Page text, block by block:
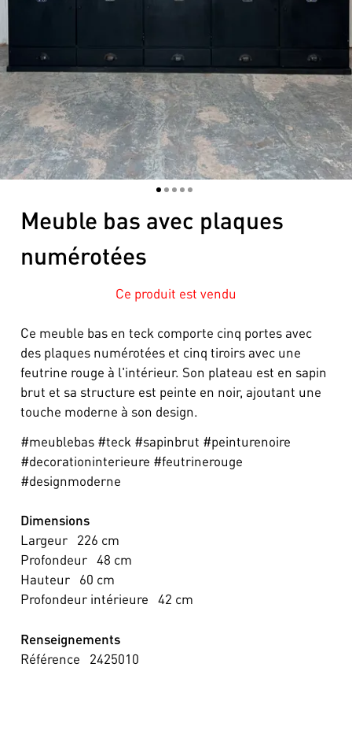
12345
Meuble bas avec plaques
numérotées
Ce produit est vendu
Ce meuble bas en teck comporte cinq portes avec
des plaques numérotées et cinq tiroirs avec une
feutrine rouge à l'intérieur. Son plateau est en sapin
brut et sa structure est peinte en noir, ajoutant une
touche moderne à son design.
#meublebas #teck #sapinbrut #peinturenoire
#decorationinterieure #feutrinerouge
#designmoderne
Dimensions
Largeur
226 cm
Profondeur 48 cm
Hauteur
60 cm
Profondeur intérieure
42 cm
Renseignements
Référence
2425010